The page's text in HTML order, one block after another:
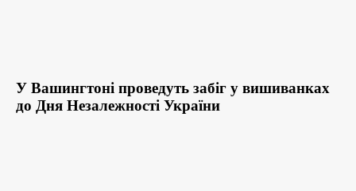
У Вашингтоні проведуть забіг у вишиванках
до Дня Незалежності України